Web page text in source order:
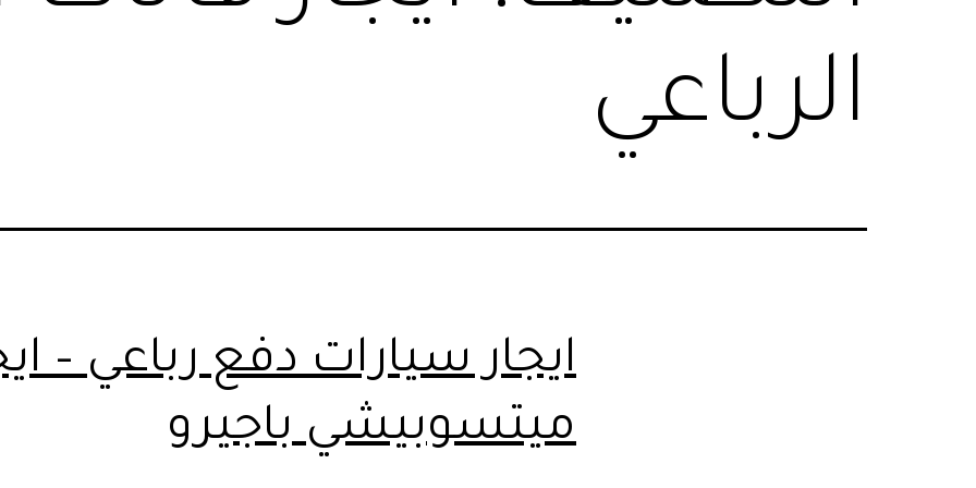
الرباعي
ايجار سيارات دفع رباعي –
ميتسوبيشي باجيرو